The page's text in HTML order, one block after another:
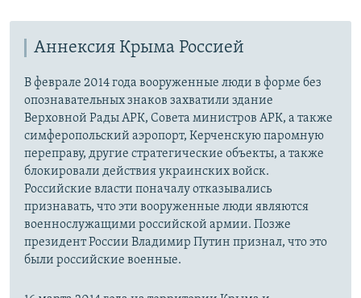
Аннексия Крыма Россией
В феврале 2014 года вооруженные люди в форме без
опознавательных знаков захватили здание
Верховной Рады АРК, Совета министров АРК, а также
симферопольский аэропорт, Керченскую паромную
переправу, другие стратегические объекты, а также
блокировали действия украинских войск.
Российские власти поначалу отказывались
признавать, что эти вооруженные люди являются
военнослужащими российской армии. Позже
президент России Владимир Путин признал, что это
были российские военные.